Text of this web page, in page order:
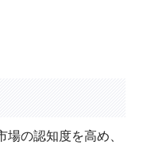
の認知度を高め、